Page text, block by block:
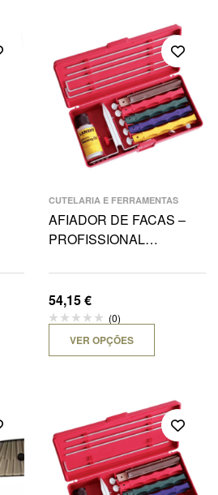
CUTELARIA E FERRAMENTAS
AFIADOR DE FACAS –
PROFISSIONAL
54,15€
(0)
VER OPÇÕES